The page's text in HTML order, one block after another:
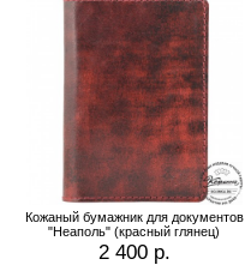
Кожаный бумажник для документов
"Неаполь" (красный глянец)
2 400 р.